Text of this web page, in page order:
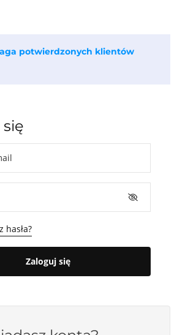
potwierdzonych klientów
hasła?
Zaloguj się